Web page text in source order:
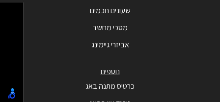
שעונים חכמים
מסכי מחשב
אביזרי גיימינג
נוספים
כרטיס מתנה באג